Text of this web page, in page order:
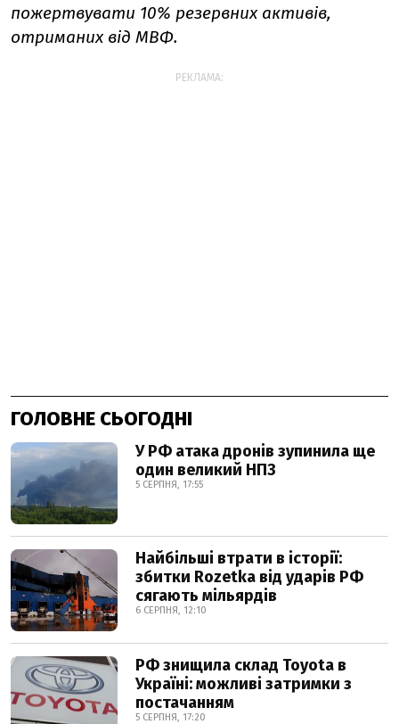
пожертвувати 10% резервних активів,
отриманих від МВФ.
РЕКЛАМА:
ГОЛОВНЕ СЬОГОДНІ
У РФ атака дронів зупинила ще
один великий НПЗ
5 СЕРПНЯ, 17:55
Найбільші втрати в історії:
збитки Rozetka від ударів РФ
сягають мільярдів
6 СЕРПНЯ, 12:10
РФ знищила склад Toyota в
Україні: можливі затримки з
постачанням
5 СЕРПНЯ, 17:20